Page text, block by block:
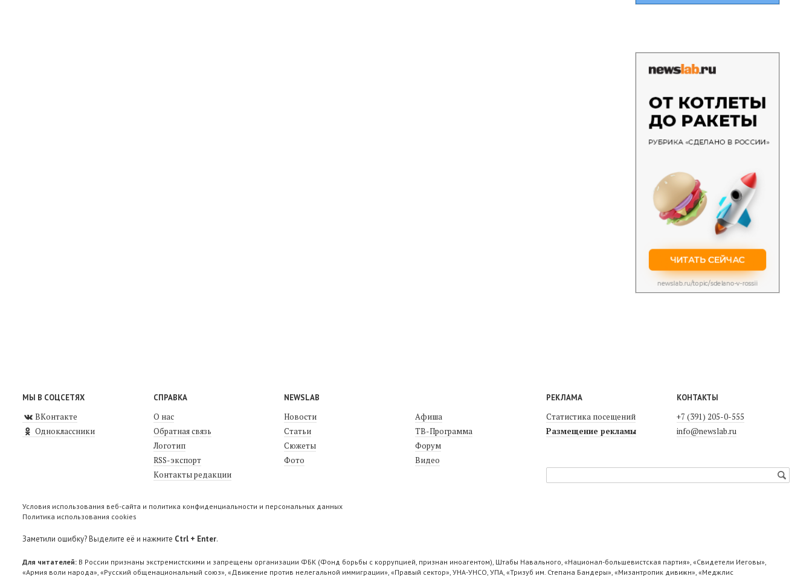
МЫ В СОЦСЕТЯХ
ВКонтакте
Одноклассники
СПРАВКА
О нас
Обратная связь
Логотип
RSS-экспорт
Контакты редакции
NEWSLAB
Новости
Статьи
Сюжеты
Фото
Афиша
ТВ-Программа
Форум
Видео
РЕКЛАМА
Статистика посещений
Размещение рекламы
КОНТАКТЫ
+7 (391) 205-0-555
info@newslab.ru
Условия использования веб-сайта и политика конфиденциальности и персональных данных
Политика использования cookies
Заметили ошибку? Выделите её и нажмите Ctrl + Enter.
Для читателей: В России признаны экстремистскими и запрещены организации ФБК (Фонд борьбы с коррупцией, признан иноагентом), Штабы Навального, «Национал-большевистская партия», «Свидетели Иеговы»,
«Армия воли народа», «Русский общенациональный союз», «Движение против нелегальной иммиграции», «Правый сектор», УНА-УНСО, УПА, «Тризуб им. Степана Бандеры», «Мизантропик дивижн», «Меджлис